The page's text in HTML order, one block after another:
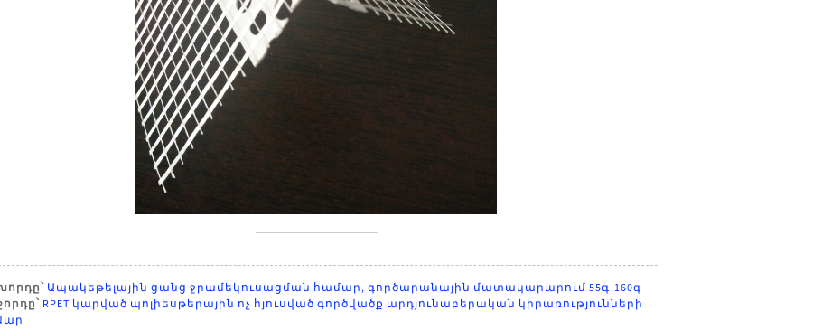
Ապակեթելային ցանց ջրամեկուսացման համար, գործարանային մատակարարում 55գ-160գ
RPET կարված պոլիեսթերային ոչ հյուսված գործվածք արդյունաբերական կիրառությունների